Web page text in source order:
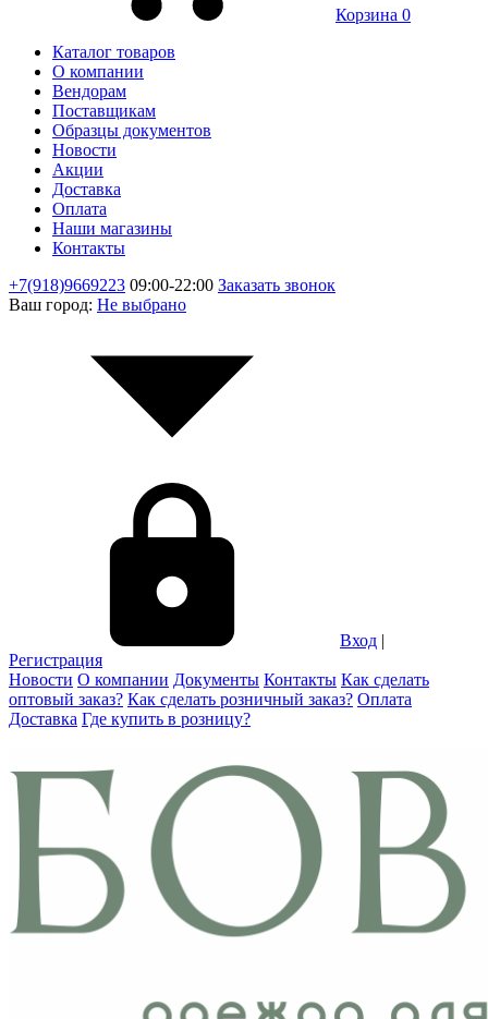
Корзина 0
Каталог товаров
О компании
Вендорам
Поставщикам
Образцы документов
Новости
Акции
Доставка
Оплата
Наши магазины
Контакты
+7(918)9669223 09:00-22:00 Заказать звонок
Ваш город: Не выбрано
Вход |
Регистрация
Новости О компании Документы Контакты Как сделать
оптовый заказ? Как сделать розничный заказ? Оплата
Доставка Где купить в розницу?